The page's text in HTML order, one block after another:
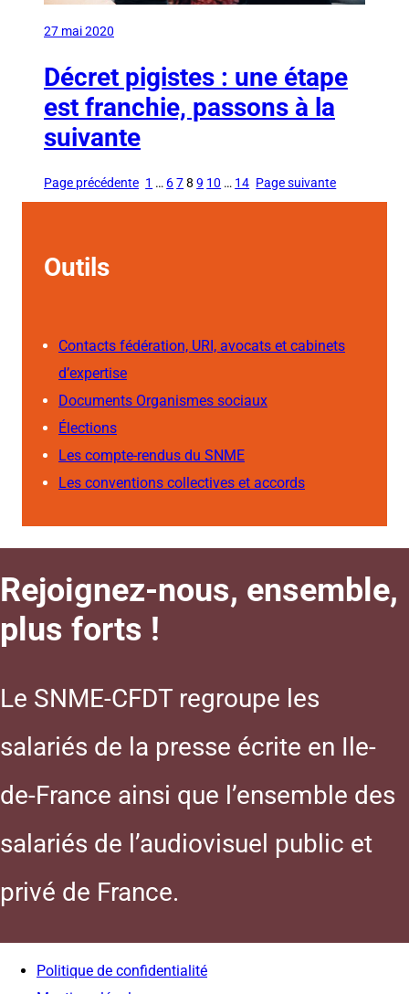
27 mai 2020
Décret pigistes : une étape
est franchie, passons à la
suivante
Page précédente 1 … 678 9 10 … 14 Page suivante
Outils
Contacts fédération, URI, avocats et cabinets
d’expertise
Documents Organismes sociaux
Élections
Les compte-rendus du SNME
Les conventions collectives et accords
Rejoignez-nous, ensemble,
plus forts !
Le SNME-CFDT regroupe les
salariés de la presse écrite en Ile-
de-France ainsi que l’ensemble des
salariés de l’audiovisuel public et
privé de France.
Politique de confidentialité